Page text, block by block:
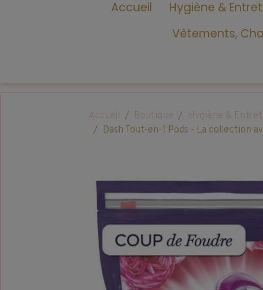
Accueil Hygiène &
Vêtements,
Accueil Boutique Hygiène &
Dash Tout-en-1 Pods - La collection